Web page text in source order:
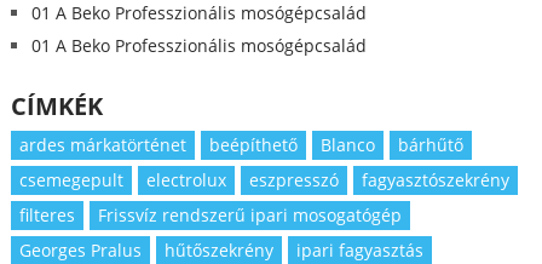
01 A Beko Professzionális mosógépcsalád
01 A Beko Professzionális mosógépcsalád
CÍMKÉK
ardes márkatörténet beépíthető Blanco
bárhűtő
csemegepult
electrolux eszpresszó
fagyasztószekrény
filteres
Frissvíz rendszerű ipari mosogatógép
Georges Pralus
hűtőszekrény
ipari fagyasztás